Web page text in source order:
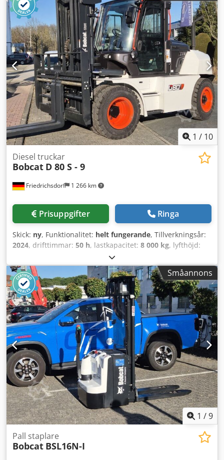
1 / 10
Friedrichsdorf 1 266 km
Diesel truckar
Bobcat D 80 S - 9
Prisuppgifter Ringa
Skick: ny, Funktionalitet: helt fungerande, Tillverkningsår:
2024, drifttimmar: 50 h, lastkapacitet: 8 000 kg, lyfthöjd:
1 570 mm
masttyp:triplex, byggnadshöjd:2 780 mm, effekt:59 kW
(80,22 hk), gaffelbordets bredd:2 240 mm, gaffellängd:
2 400 mm, tomvikt:12 406 kg, drivtyp: Diesel, Dieseldriven
gaffeltruck Lastcentrum: 600 mm Gaffelbredd: 180 mm
Gaffeltjocklek: 75 mm ISO-klass: Terminal West Masttyp:
Triplex Transmission: Momentomvandlare Hastighetsklass:
20 Skick: Ny maskin Tekniskt skick: Ny Däck fram typ:
Superelastiska Däck fram skick: Nya Däck bak typ:
Superelastiska Däck bak skick: Nya Sidoförskjutare,
gaffelställ med justerbara gafflar, 3:e hydraulventil, 4:e
hydraulventil, bakre arbetsstrålkastare, främre
arbetsstrålkastare, värme, helhytt, full frilyft, CE-certifikat,
innerbackspegel, ytterbackspeglar, varningsljus, säte,
fram- och backkamera Cjdpfoxr R Efjx Andorf
Småannons
1 /9
Pall staplare
Bobcat BSL16N-I